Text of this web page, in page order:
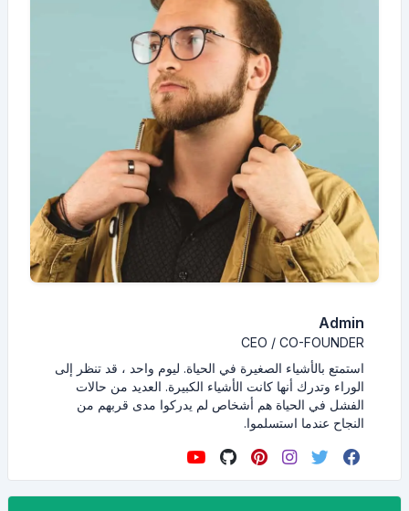
Admin
CEO / CO-FOUNDER
استمتع بالأشياء الصغيرة في الحياة. ليوم واحد ، قد تنظر إلى
الوراء وتدرك أنها كانت الأشياء الكبيرة. العديد من حالات
الفشل في الحياة هم أشخاص لم يدركوا مدى قربهم من
النجاح عندما استسلموا.